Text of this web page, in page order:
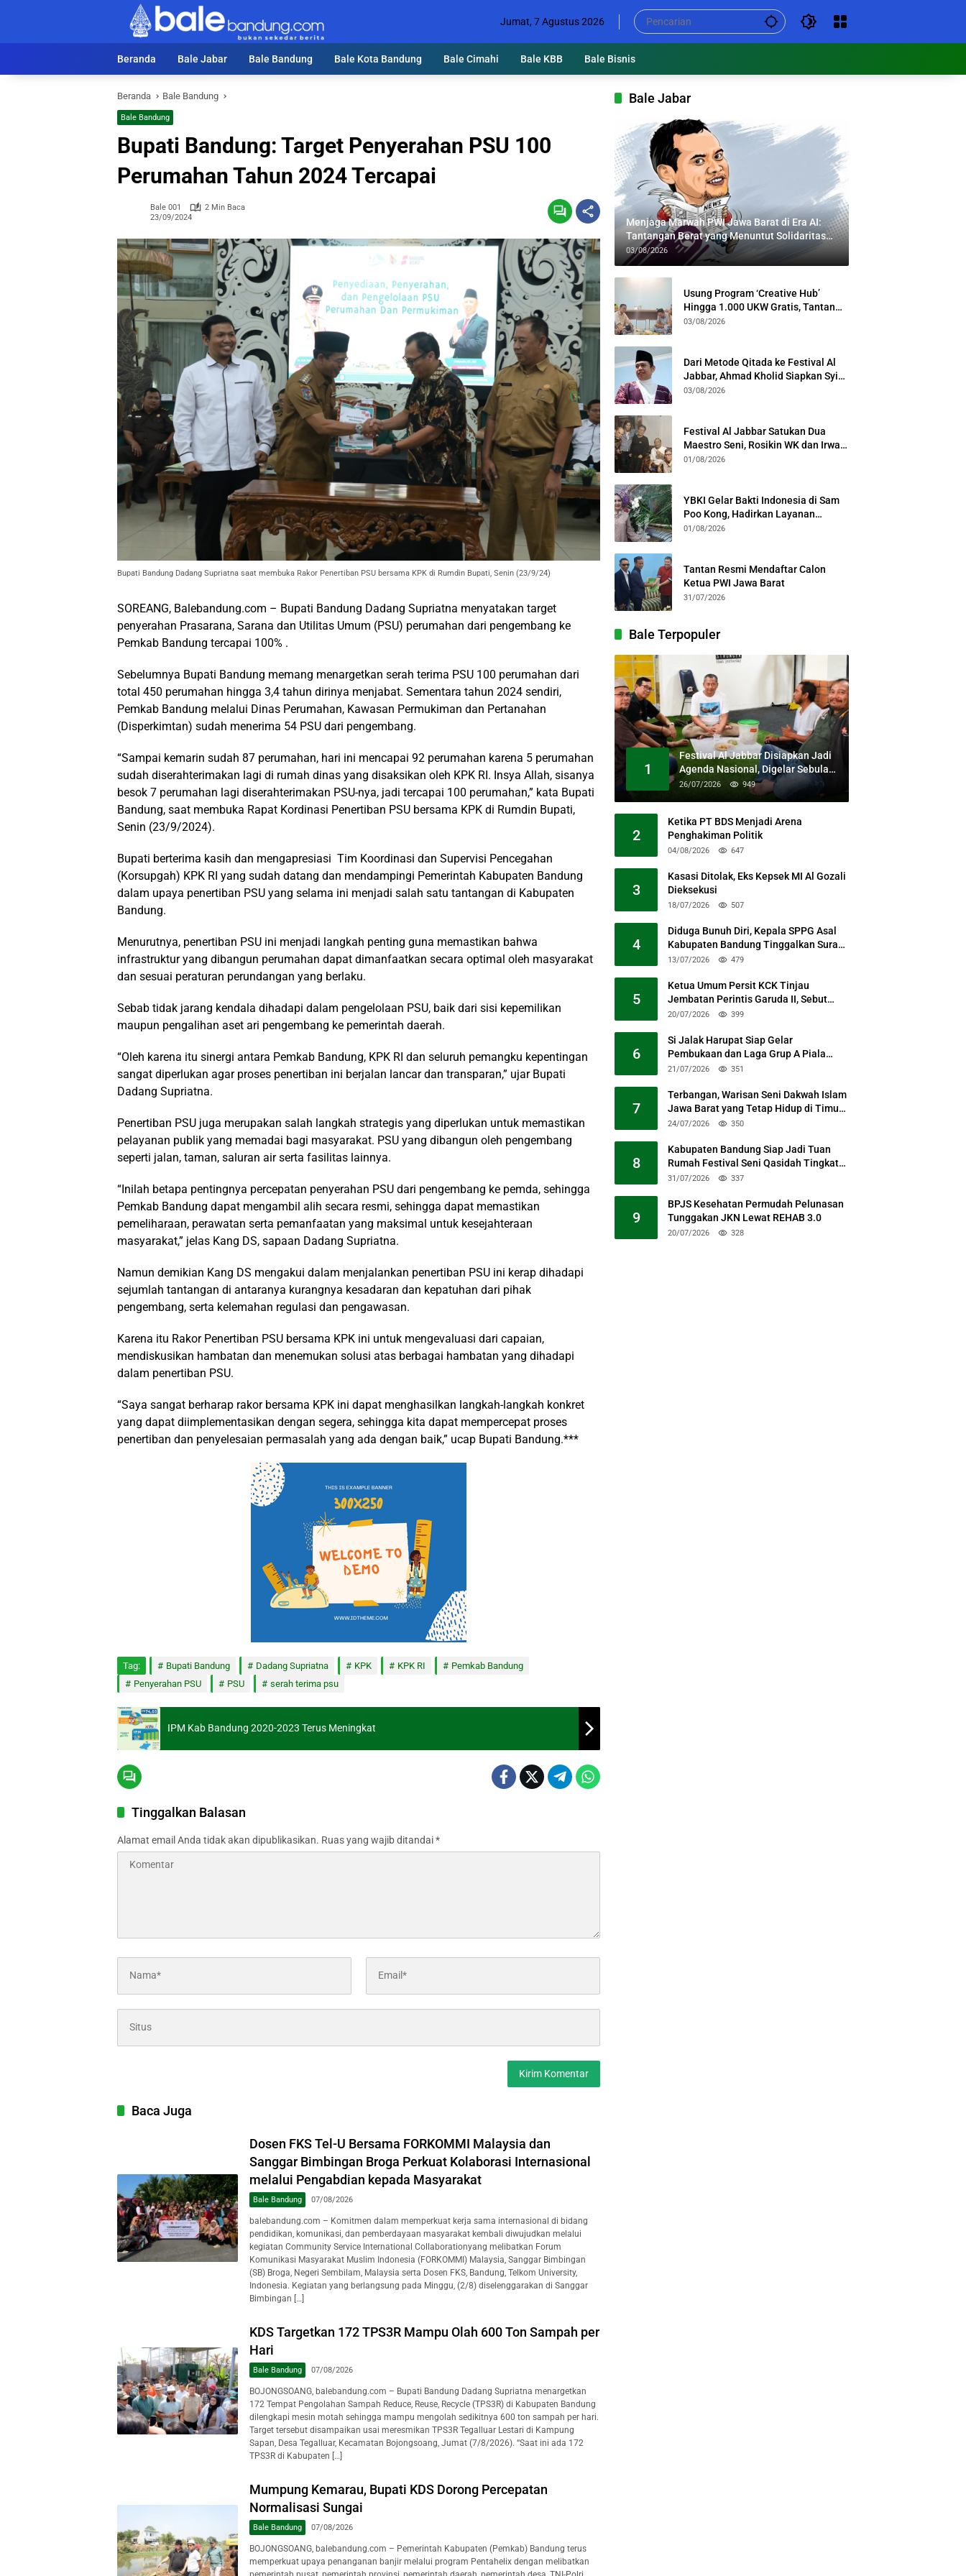
Jumat, 7 Agustus 2026
Beranda Bale Jabar Bale Bandung Bale Kota Bandung Bale Cimahi Bale KBB Bale Bisnis
Beranda Bale Bandung
Bale Bandung
Bupati Bandung: Target Penyerahan PSU 100
Perumahan Tahun 2024 Tercapai
Bale 001
2 Min Baca
23/09/2024
Bupati Bandung Dadang Supriatna saat membuka Rakor Penertiban PSU bersama KPK di Rumdin Bupati, Senin (23/9/24)
SOREANG, Balebandung.com – Bupati Bandung Dadang Supriatna menyatakan target
penyerahan Prasarana, Sarana dan Utilitas Umum (PSU) perumahan dari pengembang ke
Pemkab Bandung tercapai 100% .
Sebelumnya Bupati Bandung memang menargetkan serah terima PSU 100 perumahan dari
total 450 perumahan hingga 3,4 tahun dirinya menjabat. Sementara tahun 2024 sendiri,
Pemkab Bandung melalui Dinas Perumahan, Kawasan Permukiman dan Pertanahan
(Disperkimtan) sudah menerima 54 PSU dari pengembang.
“Sampai kemarin sudah 87 perumahan, hari ini mencapai 92 perumahan karena 5 perumahan
sudah diserahterimakan lagi di rumah dinas yang disaksikan oleh KPK RI. Insya Allah, sisanya
besok 7 perumahan lagi diserahterimakan PSU-nya, jadi tercapai 100 perumahan,” kata Bupati
Bandung, saat membuka Rapat Kordinasi Penertiban PSU bersama KPK di Rumdin Bupati,
Senin (23/9/2024).
Bupati berterima kasih dan mengapresiasi Tim Koordinasi dan Supervisi Pencegahan
(Korsupgah) KPK RI yang sudah datang dan mendampingi Pemerintah Kabupaten Bandung
dalam upaya penertiban PSU yang selama ini menjadi salah satu tantangan di Kabupaten
Bandung.
Menurutnya, penertiban PSU ini menjadi langkah penting guna memastikan bahwa
infrastruktur yang dibangun perumahan dapat dimanfaatkan secara optimal oleh masyarakat
dan sesuai peraturan perundangan yang berlaku.
Sebab tidak jarang kendala dihadapi dalam pengelolaan PSU, baik dari sisi kepemilikan
maupun pengalihan aset ari pengembang ke pemerintah daerah.
“Oleh karena itu sinergi antara Pemkab Bandung, KPK RI dan seluruh pemangku kepentingan
sangat diperlukan agar proses penertiban ini berjalan lancar dan transparan,” ujar Bupati
Dadang Supriatna.
Penertiban PSU juga merupakan salah langkah strategis yang diperlukan untuk memastikan
pelayanan publik yang memadai bagi masyarakat. PSU yang dibangun oleh pengembang
seperti jalan, taman, saluran air serta fasilitas lainnya.
“Inilah betapa pentingnya percepatan penyerahan PSU dari pengembang ke pemda, sehingga
Pemkab Bandung dapat mengambil alih secara resmi, sehingga dapat memastikan
pemeliharaan, perawatan serta pemanfaatan yang maksimal untuk kesejahteraan
masyarakat,” jelas Kang DS, sapaan Dadang Supriatna.
Namun demikian Kang DS mengakui dalam menjalankan penertiban PSU ini kerap dihadapi
sejumlah tantangan di antaranya kurangnya kesadaran dan kepatuhan dari pihak
pengembang, serta kelemahan regulasi dan pengawasan.
Karena itu Rakor Penertiban PSU bersama KPK ini untuk mengevaluasi dari capaian,
mendiskusikan hambatan dan menemukan solusi atas berbagai hambatan yang dihadapi
dalam penertiban PSU.
“Saya sangat berharap rakor bersama KPK ini dapat menghasilkan langkah-langkah konkret
yang dapat diimplementasikan dengan segera, sehingga kita dapat mempercepat proses
penertiban dan penyelesaian permasalah yang ada dengan baik,” ucap Bupati Bandung.***
Tag: Bupati Bandung Dadang Supriatna KPK KPK RI
Pemkab Bandung
Penyerahan PSU
PSU serah terima psu
IPM Kab Bandung 2020-2023 Terus Meningkat
Tinggalkan Balasan
Alamat email Anda tidak akan dipublikasikan. Ruas yang wajib ditandai*
Baca Juga
Dosen FKS Tel-U Bersama FORKOMMI Malaysia dan
Sanggar Bimbingan Broga Perkuat Kolaborasi Internasional
melalui Pengabdian kepada Masyarakat
Bale Bandung 07/08/2026
balebandung.com – Komitmen dalam memperkuat kerja sama internasional di bidang
pendidikan, komunikasi, dan pemberdayaan masyarakat kembali diwujudkan melalui
kegiatan Community Service International Collaborationyang melibatkan Forum
Komunikasi Masyarakat Muslim Indonesia (FORKOMMI) Malaysia, Sanggar Bimbingan
(SB) Broga, Negeri Sembilam, Malaysia serta Dosen FKS, Bandung, Telkom University,
Indonesia. Kegiatan yang berlangsung pada Minggu, (2/8) diselenggarakan di Sanggar
Bimbingan […]
KDS Targetkan 172 TPS3R Mampu Olah 600 Ton Sampah per
Hari
Bale Bandung 07/08/2026
BOJONGSOANG, balebandung.com – Bupati Bandung Dadang Supriatna menargetkan
172 Tempat Pengolahan Sampah Reduce, Reuse, Recycle (TPS3R) di Kabupaten Bandung
dilengkapi mesin motah sehingga mampu mengolah sedikitnya 600 ton sampah per hari.
Target tersebut disampaikan usai meresmikan TPS3R Tegalluar Lestari di Kampung
Sapan, Desa Tegalluar, Kecamatan Bojongsoang, Jumat (7/8/2026). “Saat ini ada 172
TPS3R di Kabupaten […]
Mumpung Kemarau, Bupati KDS Dorong Percepatan
Normalisasi Sungai
Bale Bandung 07/08/2026
BOJONGSOANG, balebandung.com – Pemerintah Kabupaten (Pemkab) Bandung terus
memperkuat upaya penanganan banjir melalui program Pentahelix dengan melibatkan
Bale Jabar
Menjaga Marwah PWI Jawa Barat di Era AI:
Tantangan Berat yang Menuntut Solidaritas
Lintas Generasi
03/08/2026
Usung Program ‘Creative Hub’
Hingga 1.000 UKW Gratis, Tantan
Sulthon Paparkan Visi PWI Jabar di
03/08/2026
Dari Metode Qitada ke Festival Al
Jabbar, Ahmad Kholid Siapkan Syiar
Al-Qur’an Lewat Nada
03/08/2026
Festival Al Jabbar Satukan Dua
Maestro Seni, Rosikin WK dan Irwan
Guntari Garap Pertunjukan Kolosal
01/08/2026
YBKI Gelar Bakti Indonesia di Sam
Poo Kong, Hadirkan Layanan
Kesehatan Gratis dan Dialog
01/08/2026
Tantan Resmi Mendaftar Calon
Ketua PWI Jawa Barat
31/07/2026
Bale Terpopuler
1
Festival Al Jabbar Disiapkan Jadi
Agenda Nasional, Digelar Sebulan
Penuh di Kawasan Masjid Raya Al
26/07/2026 949
2
Ketika PT BDS Menjadi Arena
Penghakiman Politik
04/08/2026 647
3
Kasasi Ditolak, Eks Kepsek MI Al Gozali
Dieksekusi
18/07/2026 507
4
Diduga Bunuh Diri, Kepala SPPG Asal
Kabupaten Bandung Tinggalkan Surat
Permohonan Maaf
13/07/2026 479
5
Ketua Umum Persit KCK Tinjau
Jembatan Perintis Garuda II, Sebut
Simbol Kebersamaan TNI dan Rakyat
20/07/2026 399
6
Si Jalak Harupat Siap Gelar
Pembukaan dan Laga Grup A Piala
Presiden 2026 Sabtu Mendatang
21/07/2026 351
7
Terbangan, Warisan Seni Dakwah Islam
Jawa Barat yang Tetap Hidup di Timur
Kabupaten Bandung
24/07/2026 350
8
Kabupaten Bandung Siap Jadi Tuan
Rumah Festival Seni Qasidah Tingkat
Nasional
31/07/2026 337
9
BPJS Kesehatan Permudah Pelunasan
Tunggakan JKN Lewat REHAB 3.0
20/07/2026 328